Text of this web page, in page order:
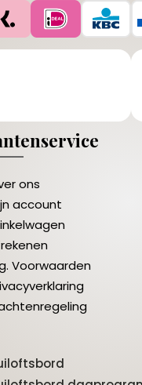
ons
account
Voorwaarden